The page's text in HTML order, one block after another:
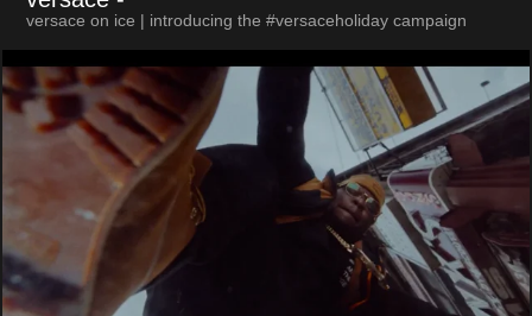
versace on ice | introducing the #versaceholiday campaign